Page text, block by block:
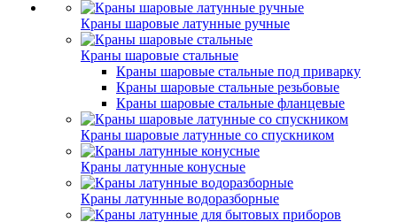
Краны шаровые латунные ручные
Краны шаровые стальные
Краны шаровые стальные под приварку
Краны шаровые стальные резьбовые
Краны шаровые стальные фланцевые
Краны шаровые латунные со спускником
Краны латунные конусные
Краны латунные водоразборные